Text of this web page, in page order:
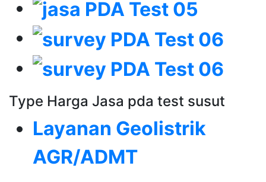
Type Harga Jasa pda test susut
Layanan Geolistrik
AGR/ADMT